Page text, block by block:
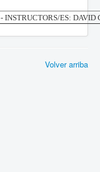
INSTRUCTORS/ES:
Volver arriba